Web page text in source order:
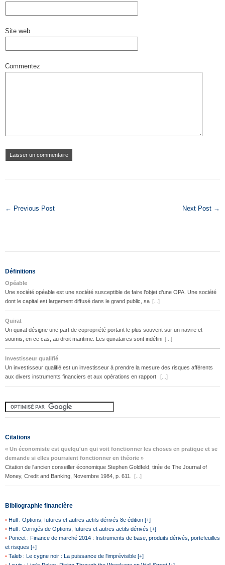
Site web
Commentez
← Previous Post Next Post →
Définitions
Opéable
Une société opéable est une société susceptible de faire l’objet d’une OPA. Une société
dont le capital est largement diffusé dans le grand public, sa [...]
Quirat
Un quirat désigne une part de copropriété portant le plus souvent sur un navire et
soumis, en ce cas, au droit maritime. Les quirataires sont indéfini [...]
Investisseur qualifié
Un investisseur qualifié est un investisseur à prendre la mesure des risques afférents
aux divers instruments financiers et aux opérations en rapport
[...]
Citations
« Un économiste est quelqu'un qui voit fonctionner les choses en pratique et se
demande si elles pourraient fonctionner en théorie »
Citation de l'ancien conseiller économique Stephen Goldfeld, tirée de The Journal of
Money, Credit and Banking, Novembre 1984, p. 611.
[...]
Bibliographie financière
• Hull : Options, futures et autres actifs dérivés 8e édition [+]
• Hull : Corrigés de Options, futures et autres actifs dérivés [+]
• Poncet : Finance de marché 2014 : Instruments de base, produits dérivés, portefeuilles
et risques [+]
• Taleb : Le cygne noir : La puissance de l'imprévisible [+]